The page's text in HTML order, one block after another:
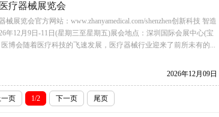
疗器械展览会
械展览会官方网站：www.zhanyamedical.com/shenzhen创新科技 智造
年12月9日-11日(星期三至星期五)展会地点：深圳国际会展中心(宝
博会随着医疗科技的飞速发展，医疗器械行业迎来了前所未有的...
2026年12月09日
页 1/2 下一页 尾页